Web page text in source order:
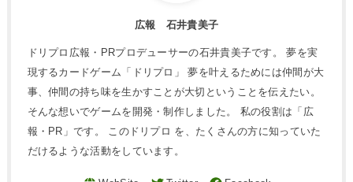
広報 石井貴美子
ドリプロ広報・PRプロデューサーの石井貴美子です。 夢を実
現するカードゲーム「ドリプロ」 夢を叶えるためには仲間が大
事、仲間の持ち味を生かすことが大切ということを伝えたい。
そんな想いでゲームを開発・制作しました。 私の役割は「広
報・PR」です。 このドリプロ を、たくさんの方に知っていた
だけるような活動をしています。